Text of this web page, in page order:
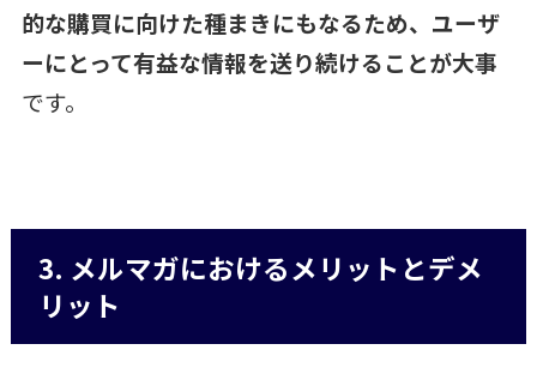
的な購買に向けた種まきにもなるため、ユーザ
ーにとって有益な情報を送り続けることが大事
です。
3. メルマガにおけるメリットとデメ
リット